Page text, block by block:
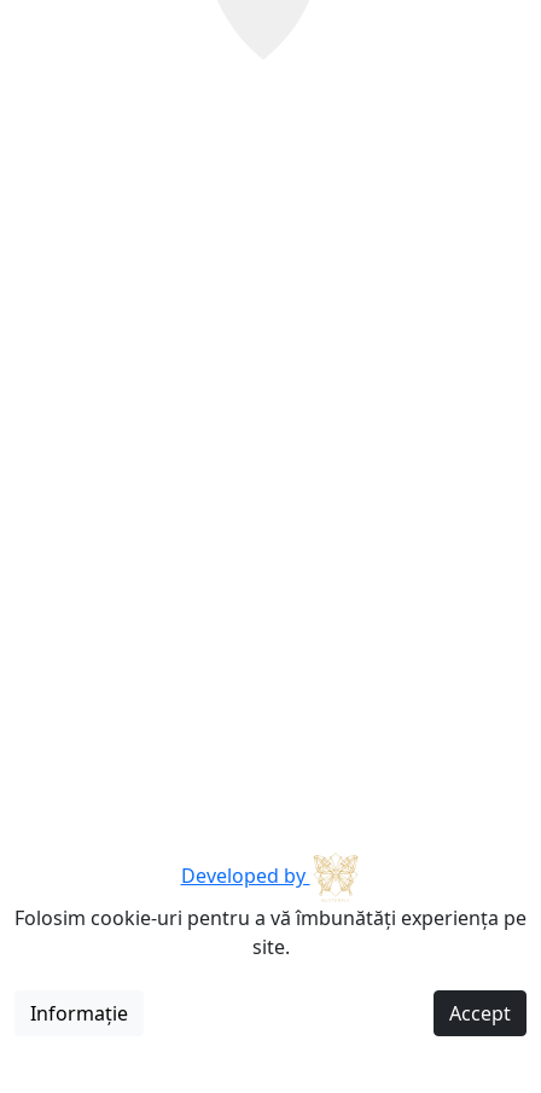
Developed by
Folosim cookie-uri pentru a vă îmbunătăți experiența pe
site.
Informație Accept